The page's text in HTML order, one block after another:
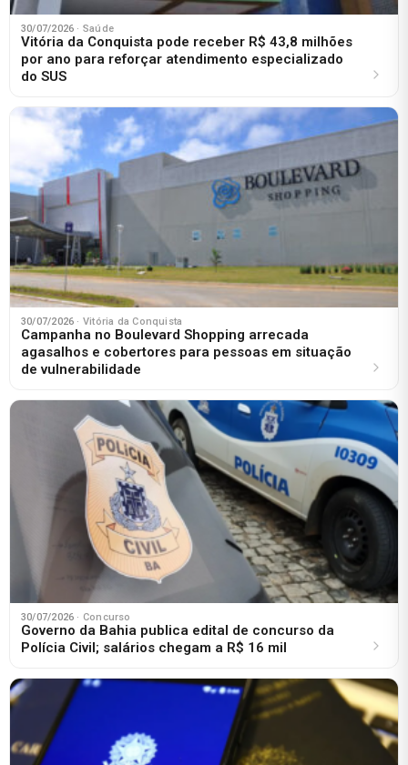
30/07/2026 · Saúde
Vitória da Conquista pode receber R$ 43,8 milhões
por ano para reforçar atendimento especializado
do SUS
30/07/2026 · Vitória da Conquista
Campanha no Boulevard Shopping arrecada
agasalhos e cobertores para pessoas em situação
de vulnerabilidade
30/07/2026 · Concurso
Governo da Bahia publica edital de concurso da
Polícia Civil; salários chegam a R$ 16 mil